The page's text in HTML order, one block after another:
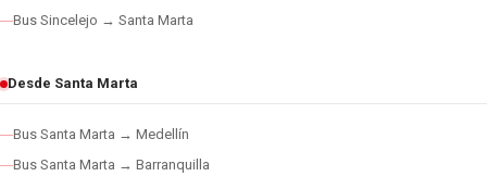
Bus Sincelejo → Santa Marta
Desde Santa Marta
Bus Santa Marta → Medellín
Bus Santa Marta → Barranquilla